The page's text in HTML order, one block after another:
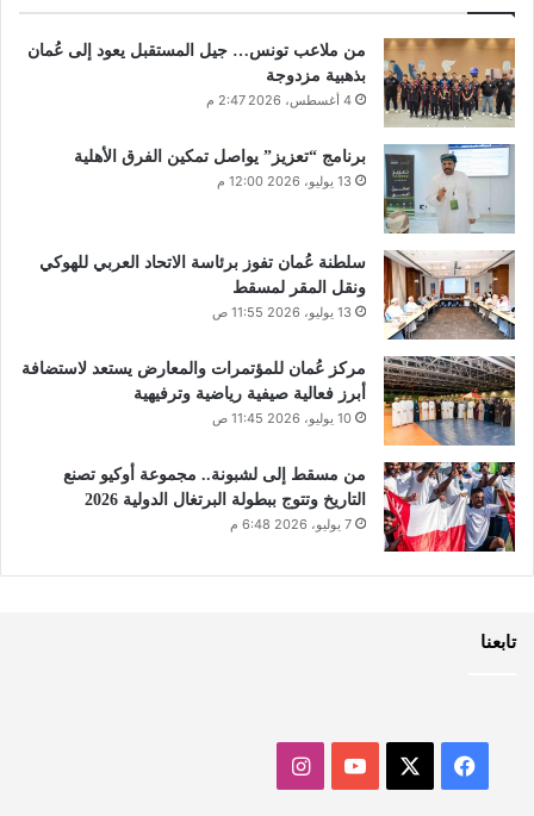
من ملاعب تونس… جيل المستقبل يعود إلى عُمان
بذهبية مزدوجة
4 أغسطس، 2026 2:47 م
برنامج “تعزيز” يواصل تمكين الفرق الأهلية
13 يوليو، 2026 12:00 م
سلطنة عُمان تفوز برئاسة الاتحاد العربي للهوكي
ونقل المقر لمسقط
13 يوليو، 2026 11:55 ص
مركز عُمان للمؤتمرات والمعارض يستعد لاستضافة
أبرز فعالية صيفية رياضية وترفيهية
10 يوليو، 2026 11:45 ص
من مسقط إلى لشبونة.. مجموعة أوكيو تصنع
التاريخ وتتوج ببطولة البرتغال الدولية 2026
7 يوليو، 2026 6:48 م
تابعنا
فيسبوك ‫YouTubeانستقرام